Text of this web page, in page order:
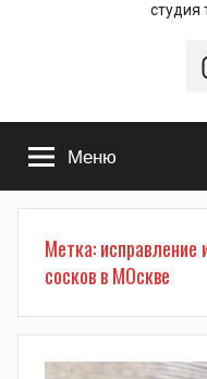
студия
Меню
Метка:исправление
сосков в МОскве